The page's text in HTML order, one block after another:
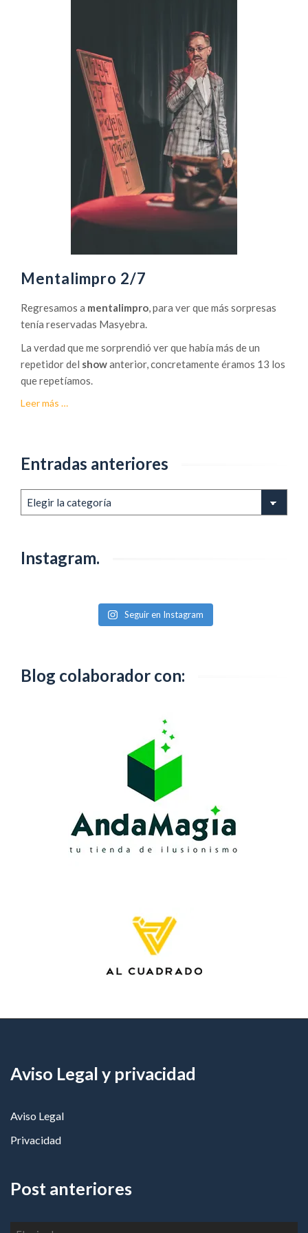
Mentalimpro 2/7
Regresamos a mentalimpro, para ver que más sorpresas
tenía reservadas Masyebra.
La verdad que me sorprendió ver que había más de un
repetidor del showanterior, concretamente éramos 13 los
que repetíamos.
Leer más …
Entradas anteriores
anteriores
Instagram.
Seguir en Instagram
Blog colaborador con:
Aviso Legal y privacidad
Aviso Legal
Privacidad
Post anteriores
Post